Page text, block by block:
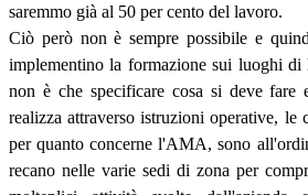
saremmo già al 50 per cento del lavoro.
Ciò però non è sempre possibile e
implementino la formazione sui luoghi di
non è che specificare cosa si deve fare
realizza attraverso istruzioni operative, le
per quanto concerne l'AMA, sono
recano nelle varie sedi di zona per